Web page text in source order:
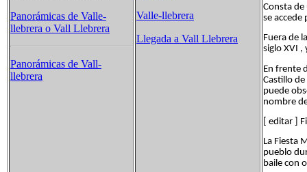
Panorámicas de Valle-
llebrera o Vall Llebrera
Panorámicas de Vall-
llebrera
Valle-llebrera
Llegada a Vall Llebrera
Consta de
se
Fuera de
siglo XVI ,
En frente
Castillo
puede
nombre
[ editar ]
La Fiesta
pueblo
baile con